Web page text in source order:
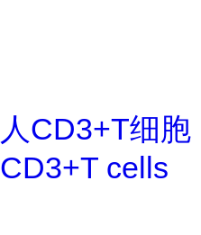
人CD3+T细胞
CD3+T cells